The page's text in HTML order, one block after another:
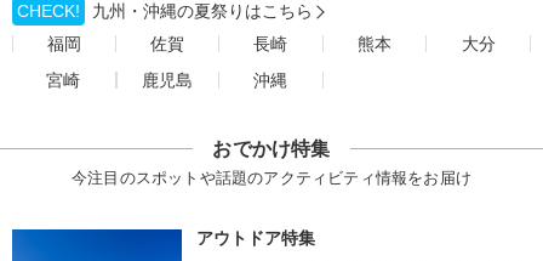
CHECK!
九州・沖縄の夏祭りはこちら
福岡
佐賀 長崎 熊本
大分
宮崎
鹿児島 沖縄
おでかけ特集
今注目のスポットや話題のアクティビティ情報をお届け
アウトドア特集